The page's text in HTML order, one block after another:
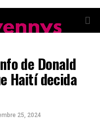
de Donald
Haití decida
25, 2024